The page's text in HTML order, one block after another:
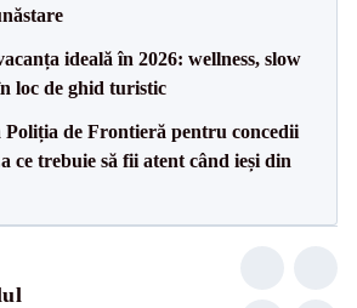
ideală în 2026: wellness, slow
loc de ghid turistic
Poliția de Frontieră pentru concedii
ce trebuie să fii atent când ieși din